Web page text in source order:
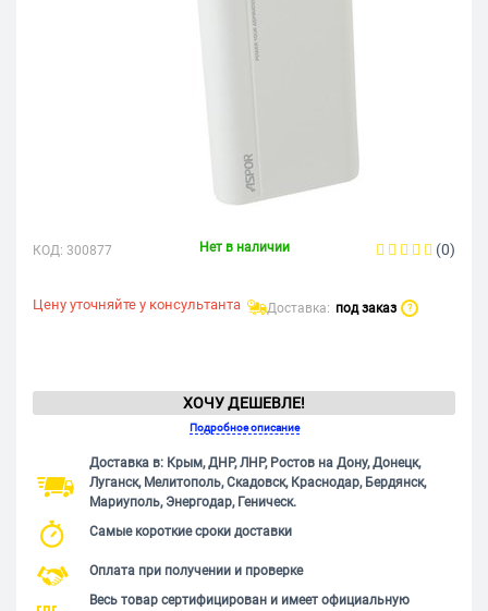
КОД: 300877 Нет в наличии (0)
Цену уточняйте у консультанта Доставка: под заказ ?
ХОЧУ ДЕШЕВЛЕ!
Подробное описание
Доставка в: Крым, ДНР, ЛНР, Ростов на Дону, Донецк,
Луганск, Мелитополь, Скадовск, Краснодар, Бердянск,
Мариуполь, Энергодар, Геническ.
Самые короткие сроки доставки
Оплата при получении и проверке
Весь товар сертифицирован и имеет официальную